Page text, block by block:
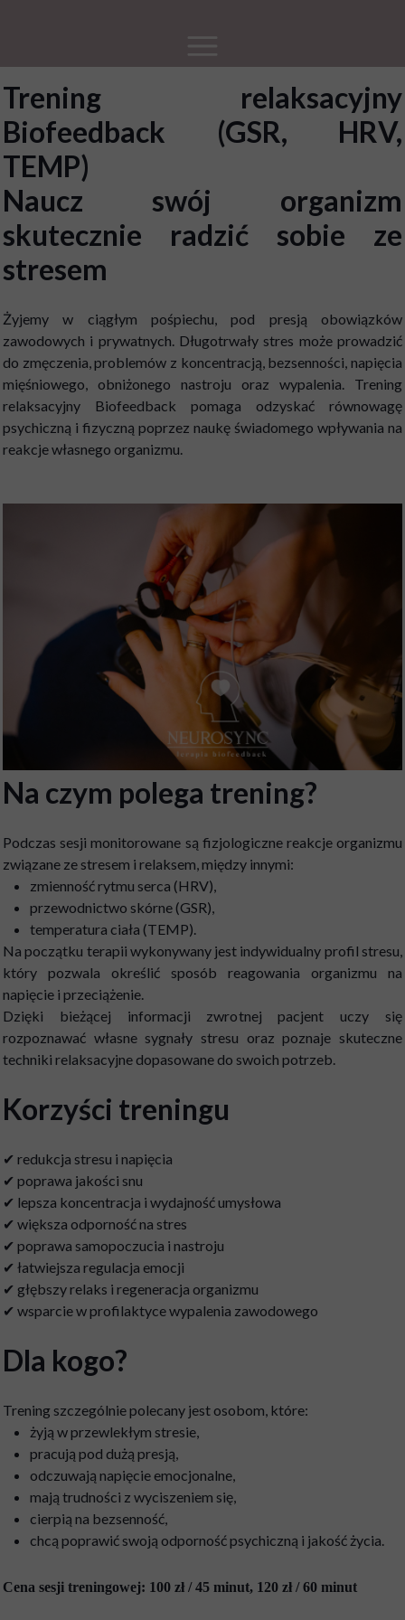
Trening relaksacyjny
Biofeedback (GSR, HRV,
TEMP)
Naucz swój organizm
skutecznie radzić sobie ze
stresem
Żyjemy w ciągłym pośpiechu, pod presją obowiązków
zawodowych i prywatnych. Długotrwały stres może prowadzić
do zmęczenia, problemów z koncentracją, bezsenności, napięcia
mięśniowego, obniżonego nastroju oraz wypalenia. Trening
relaksacyjny Biofeedback pomaga odzyskać równowagę
psychiczną i fizyczną poprzez naukę świadomego wpływania na
reakcje własnego organizmu.
Na czym polega trening?
Podczas sesji monitorowane są fizjologiczne reakcje organizmu
związane ze stresem i relaksem, między innymi:
zmienność rytmu serca (HRV),
przewodnictwo skórne (GSR),
temperatura ciała (TEMP).
Na początku terapii wykonywany jest indywidualny profil stresu,
który pozwala określić sposób reagowania organizmu na
napięcie i przeciążenie.
Dzięki bieżącej informacji zwrotnej pacjent uczy się
rozpoznawać własne sygnały stresu oraz poznaje skuteczne
techniki relaksacyjne dopasowane do swoich potrzeb.
Korzyści treningu
✔ redukcja stresu i napięcia
✔ poprawa jakości snu
✔ lepsza koncentracja i wydajność umysłowa
✔ większa odporność na stres
✔ poprawa samopoczucia i nastroju
✔ łatwiejsza regulacja emocji
✔ głębszy relaks i regeneracja organizmu
✔ wsparcie w profilaktyce wypalenia zawodowego
Dla kogo?
Trening szczególnie polecany jest osobom, które:
żyją w przewlekłym stresie,
pracują pod dużą presją,
odczuwają napięcie emocjonalne,
mają trudności z wyciszeniem się,
cierpią na bezsenność,
chcą poprawić swoją odporność psychiczną i jakość życia.
Cena sesji treningowej: 100 zł / 45 minut, 120 zł / 60 minut